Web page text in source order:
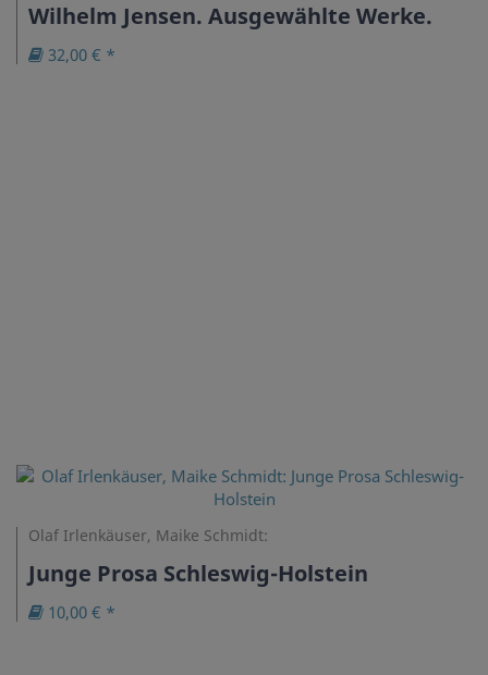
Wilhelm Jensen. Ausgewählte Werke.
32,00 € *
Olaf Irlenkäuser, Maike Schmidt:
Junge Prosa Schleswig-Holstein
10,00 € *